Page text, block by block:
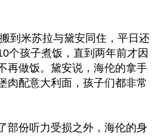
到米苏拉与黛安同住，平日还
个孩子煮饭，直到两年前才因
再做饭。黛安说，海伦的拿手
肉配意大利面，孩子们都非常
部份听力受损之外，海伦的身